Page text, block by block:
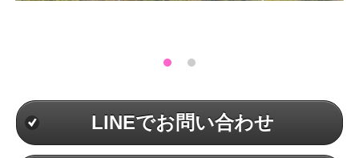
LINEでお問い合わせ